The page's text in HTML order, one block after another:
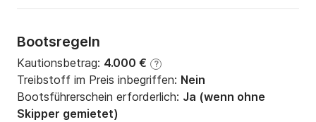
Bootsregeln
Kautionsbetrag: 4.000 € ?
Treibstoff im Preis inbegriffen: Nein
Bootsführerschein erforderlich: Ja (wenn ohne
Skipper gemietet)